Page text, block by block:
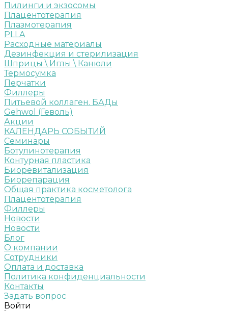
Пилинги и экзосомы
Плацентотерапия
Плазмотерапия
PLLA
Расходные материалы
Дезинфекция и стерилизация
Шприцы \ Иглы \ Канюли
Термосумка
Перчатки
Филлеры
Питьевой коллаген. БАДы
Gehwol (Геволь)
Акции
КАЛЕНДАРЬ СОБЫТИЙ
Семинары
Ботулинотерапия
Контурная пластика
Биоревитализация
Биорепарация
Общая практика косметолога
Плацентотерапия
Филлеры
Новости
Новости
Блог
О компании
Сотрудники
Оплата и доставка
Политика конфиденциальности
Контакты
Задать вопрос
Войти